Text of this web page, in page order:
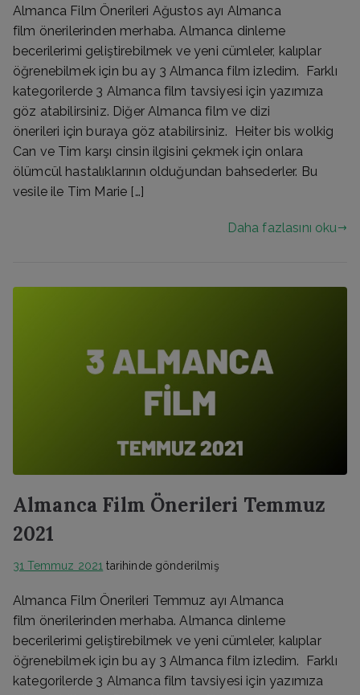
Almanca Film Önerileri Ağustos ayı Almanca
film önerilerinden merhaba. Almanca dinleme
becerilerimi geliştirebilmek ve yeni cümleler, kalıplar
öğrenebilmek için bu ay 3 Almanca film izledim. Farklı
kategorilerde 3 Almanca film tavsiyesi için yazımıza
göz atabilirsiniz. Diğer Almanca film ve dizi
önerileri için buraya göz atabilirsiniz. Heiter bis wolkig
Can ve Tim karşı cinsin ilgisini çekmek için onlara
ölümcül hastalıklarının olduğundan bahsederler. Bu
vesile ile Tim Marie […]
Daha fazlasını oku
Almanca Film Önerileri Temmuz
2021
31 Temmuz 2021 tarihinde gönderilmiş
Almanca Film Önerileri Temmuz ayı Almanca
film önerilerinden merhaba. Almanca dinleme
becerilerimi geliştirebilmek ve yeni cümleler, kalıplar
öğrenebilmek için bu ay 3 Almanca film izledim. Farklı
kategorilerde 3 Almanca film tavsiyesi için yazımıza